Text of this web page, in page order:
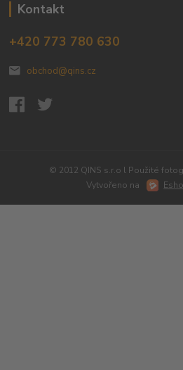
Kontakt
+420 773 780 630
obchod@qins.cz
© 2012 QINS s.r.o l Použité
Vytvořeno na